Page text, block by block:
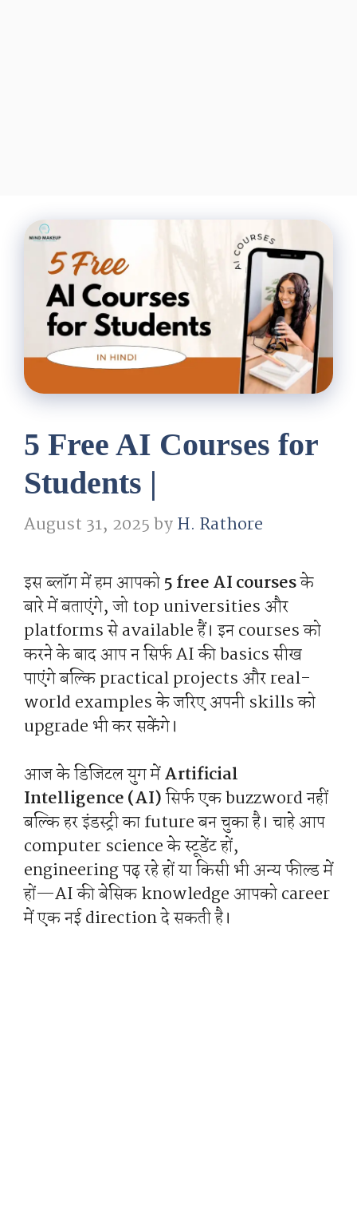
5 Free AI Courses for
Students |
August 31, 2025byH. Rathore
इस ब्लॉग में हम आपको5 free AI coursesके
बारे में बताएंगे, जो top universities और
platforms से available हैं। इन courses को
करने के बाद आप न सिर्फ AI की basics सीख
पाएंगे बल्कि practical projects और real-
world examples के जरिए अपनी skills को
upgrade भी कर सकेंगे।
आज के डिजिटल युग मेंArtificial
Intelligence (AI)सिर्फ एक buzzword नहीं
बल्कि हर इंडस्ट्री का future बन चुका है। चाहे आप
computer science के स्टूडेंट हों,
engineering पढ़ रहे हों या किसी भी अन्य फील्ड में
हों—AI की बेसिक knowledge आपको career
में एक नई direction दे सकती है।